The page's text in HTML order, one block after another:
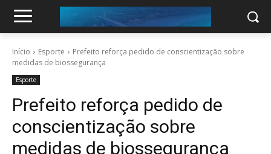
Início Esporte
Prefeito reforça pedido de conscientização sobre
medidas de biossegurança
Esporte
Prefeito reforça pedido de
conscientização sobre
medidas de biossegurança